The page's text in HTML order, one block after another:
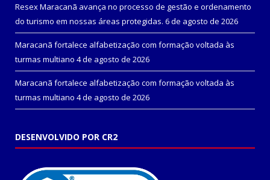
Resex Maracanã avança no processo de gestão e ordenamento
do turismo em nossas áreas protegidas. 6 de agosto de 2026
Maracanã fortalece alfabetização com formação voltada às
turmas multiano 4 de agosto de 2026
Maracanã fortalece alfabetização com formação voltada às
turmas multiano 4 de agosto de 2026
DESENVOLVIDO POR CR2